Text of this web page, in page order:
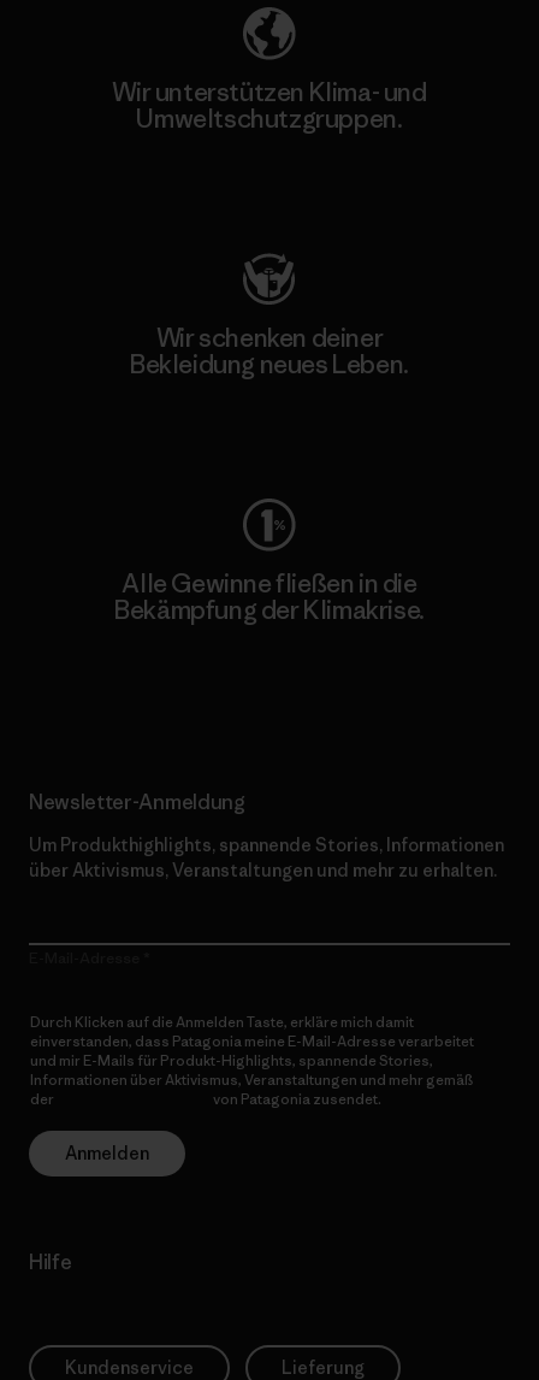
Wir unterstützen Klima- und
Umweltschutzgruppen.
Wir schenken deiner
Bekleidung neues Leben.
Alle Gewinne fließen in die
Bekämpfung der Klimakrise.
Newsletter-Anmeldung
Um Produkthighlights, spannende Stories, Informationen
über Aktivismus, Veranstaltungen und mehr zu erhalten.
Durch Klicken auf die Anmelden Taste, erkläre mich damit
einverstanden, dass Patagonia meine E-Mail-Adresse verarbeitet
und mir E-Mails für Produkt-Highlights, spannende Stories,
Informationen über Aktivismus, Veranstaltungen und mehr gemäß
der
von Patagonia zusendet.
Anmelden
Hilfe
Kundenservice Lieferung